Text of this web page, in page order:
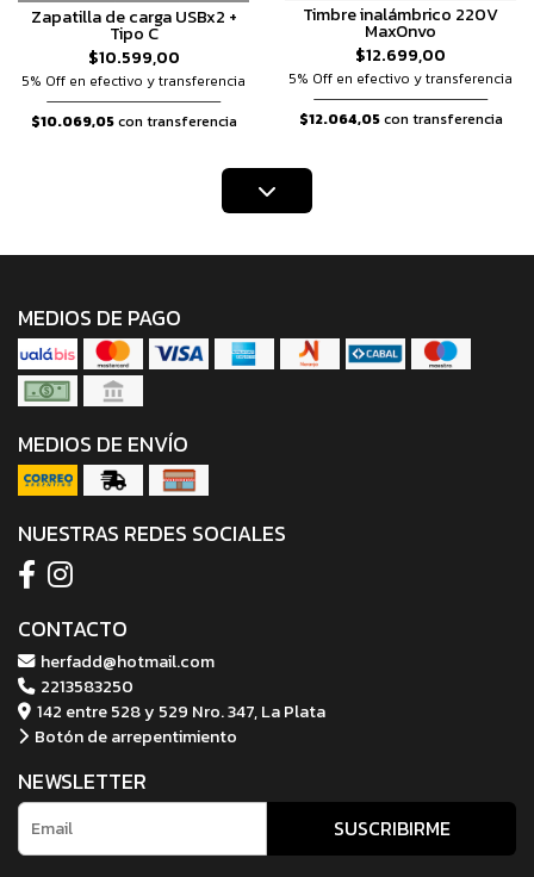
Zapatilla de carga USBx2 +
Tipo C
$10.599,00
5% Off en efectivo y transferencia
$10.069,05con transferencia
Timbre inalámbrico 220V
MaxOnvo
$12.699,00
5% Off en efectivo y transferencia
$12.064,05con transferencia
MEDIOS DE PAGO
MEDIOS DE ENVÍO
NUESTRAS REDES SOCIALES
CONTACTO
herfadd@hotmail.com
2213583250
142 entre 528 y 529 Nro. 347, La Plata
Botón de arrepentimiento
NEWSLETTER
SUSCRIBIRME